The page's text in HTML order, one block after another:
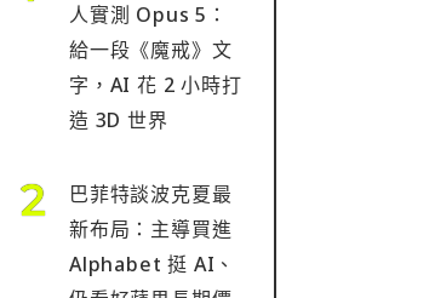
人實測 Opus 5：
給一段《魔戒》文
字，AI 花 2 小時打
造 3D 世界
巴菲特談波克夏最
新布局：主導買進
Alphabet 挺 AI、